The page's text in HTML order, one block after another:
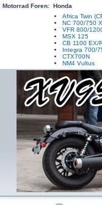
Motorrad Foren: Honda
Africa Twin
NC 700/750
VFR 800/
MSX 125
CB 1100 EX/
Integra 700/
CTX700N
NM4 Vultus